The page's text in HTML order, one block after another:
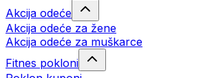
Akcija odeće
Akcija odeće za žene
Akcija odeće za muškarce
Fitnes pokloni